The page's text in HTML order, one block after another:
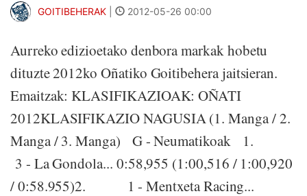
GOITIBEHERAK 2012-05-26 00:00
Aurreko edizioetako denbora markak hobetu
dituzte 2012ko Oñatiko Goitibehera jaitsieran.
Emaitzak: KLASIFIKAZIOAK: OÑATI
2012KLASIFIKAZIO NAGUSIA (1. Manga / 2.
Manga / 3. Manga) G - Neumatikoak 1.
3 - La Gondola... 0:58,955 (1:00,516 / 1:00,920
/ 0:58.955)2. 1 - Mentxeta Racing...